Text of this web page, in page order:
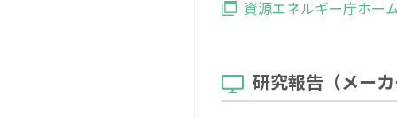
資源エネルギー庁ホー
研究報告（メー